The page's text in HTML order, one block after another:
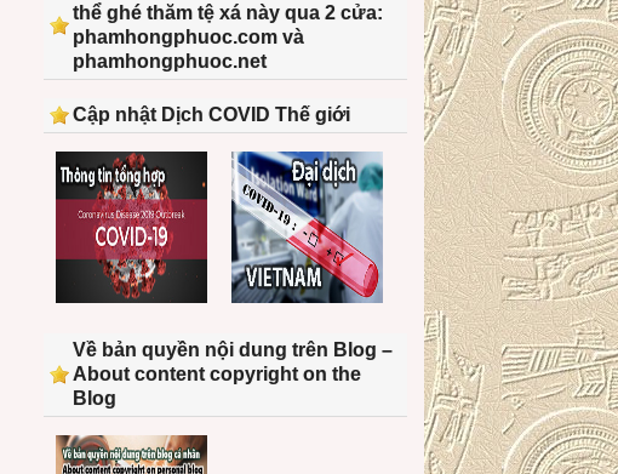
thể ghé thăm tệ xá này qua 2 cửa:
phamhongphuoc.com và
phamhongphuoc.net
Cập nhật Dịch COVID Thế giới
Về bản quyền nội dung trên Blog –
About content copyright on the
Blog